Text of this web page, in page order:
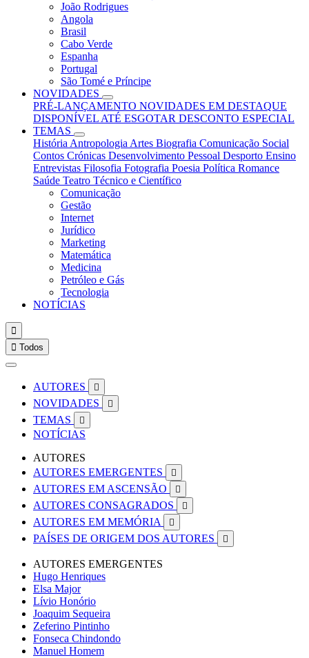
João Rodrigues
Angola
Brasil
Cabo Verde
Espanha
Portugal
São Tomé e Príncipe
NOVIDADES
PRÉ-LANÇAMENTO NOVIDADES EM DESTAQUE
DISPONÍVEL ATÉ ESGOTAR DESCONTO ESPECIAL
TEMAS
História Antropologia Artes Biografia Comunicação Social
Contos Crónicas Desenvolvimento Pessoal Desporto Ensino
Entrevistas Filosofia Fotografia Poesia Política Romance
Saúde Teatro Técnico e Científico
Comunicação
Gestão
Internet
Jurídico
Marketing
Matemática
Medicina
Petróleo e Gás
Tecnologia
NOTÍCIAS

 Todos
AUTORES 
NOVIDADES 
TEMAS 
NOTÍCIAS
AUTORES
AUTORES EMERGENTES

AUTORES EM ASCENSÃO 
AUTORES CONSAGRADOS 
AUTORES EM MEMÓRIA 
PAÍSES DE ORIGEM DOS AUTORES 
AUTORES EMERGENTES
Hugo Henriques
Elsa Major
Lívio Honório
Joaquim Sequeira
Zeferino Pintinho
Fonseca Chindondo
Manuel Homem